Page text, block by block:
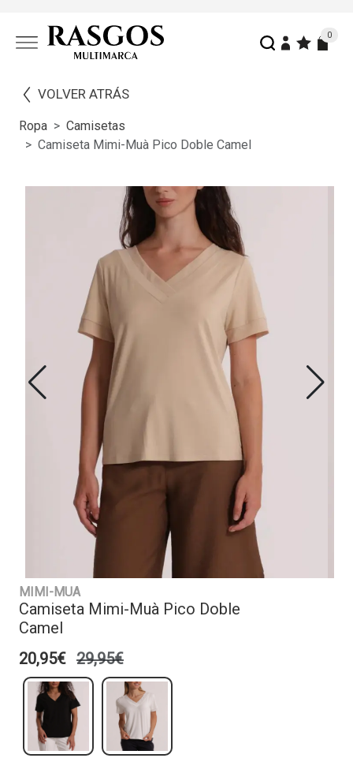
0
VOLVER ATRÁS
Ropa
Camisetas
Camiseta Mimi-Muà Pico Doble Camel
MIMI-MUA
Camiseta Mimi-Muà Pico Doble
Camel
20,95€ 29,95€